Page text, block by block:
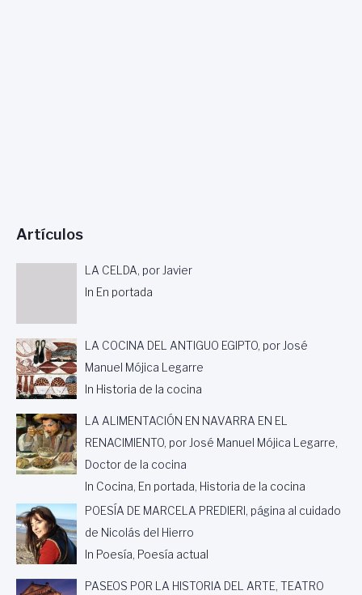
Artículos
LA CELDA, por Javier
In En portada
LA COCINA DEL ANTIGUO EGIPTO, por José
Manuel Mójica Legarre
In Historia de la cocina
LA ALIMENTACIÓN EN NAVARRA EN EL
RENACIMIENTO, por José Manuel Mójica Legarre,
Doctor de la cocina
In Cocina, En portada, Historia de la cocina
POESÍA DE MARCELA PREDIERI, página al cuidado
de Nicolás del Hierro
In Poesía, Poesía actual
PASEOS POR LA HISTORIA DEL ARTE, TEATRO